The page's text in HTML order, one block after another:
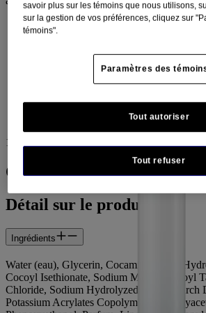
Sans savon
Non comédogène (n’obstrue pas les
160 ml
Où acheter
Détail sur le produit
Ingrédients
Water (eau), Glycerin, Cocamidopropyl
Cocoyl Isethionate, Sodium Methyl Cocoyl
Chloride, Sodium Hydrolyzed Potato Starch
Potassium Acrylates Copolymer,
savoir plus sur les témoins que nous utilisons,
sur la gestion de vos préférences, cliquez sur
témoins".
Paramètres des
Tout refuser
Tout autoriser